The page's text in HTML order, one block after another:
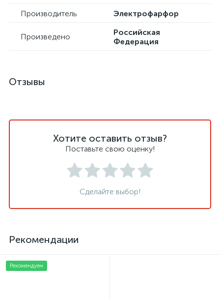
Производитель Электрофарфор
Произведено
Российская
Федерация
Отзывы
Хотите оставить отзыв?
Поставьте свою оценку!
Сделайте выбор!
Рекомендации
Рекомендуем